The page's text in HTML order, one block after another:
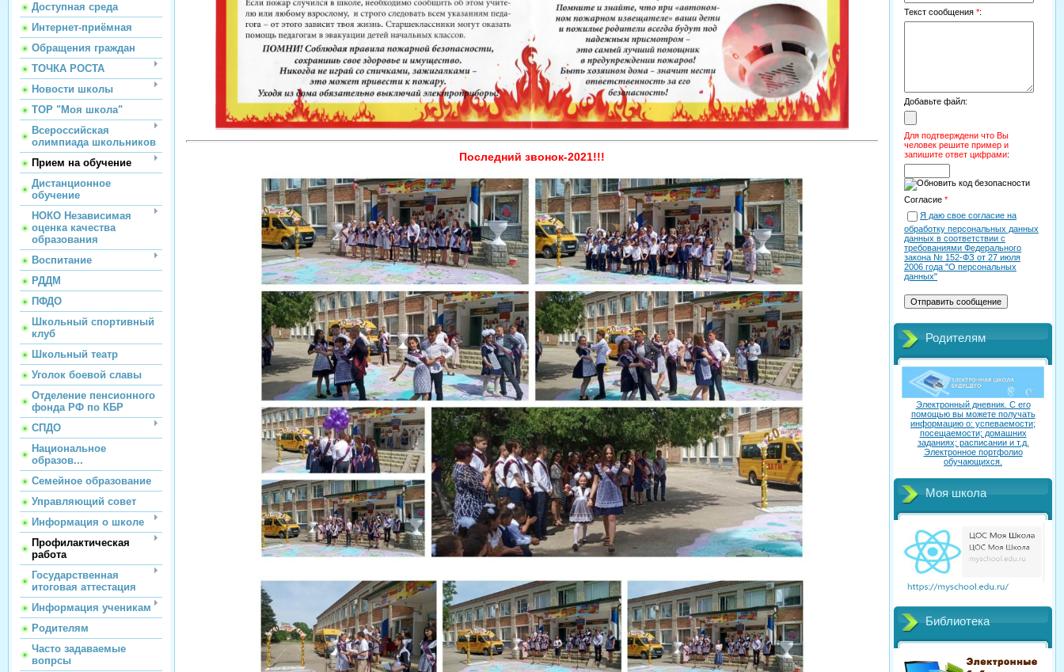
Доступная среда
Интернет-приёмная
Обращения граждан
ТОЧКА РОСТА
Новости школы
ТОР "Моя школа"
Всероссийская
олимпиада школьников
Прием на обучение
Дистанционное
обучение
НОКО Независимая
оценка качества
образования
Воспитание
РДДМ
ПФДО
Школьный спортивный
клуб
Школьный театр
Уголок боевой славы
Отделение пенсионного
фонда РФ по КБР
СПДО
Национальное
образов...
Семейное образование
Управляющий совет
Информация о школе
Профилактическая
работа
Государственная
итоговая аттестация
Информация ученикам
Родителям
Часто задаваемые
вопрсы
Последний звонок-2021!!!
Текст сообщения *:
Добавьте файл:
Для подтверждени что Вы
человек решите пример и
запишите ответ цифрами:
Согласие *
Я даю свое согласие на
обработку персональных данных
данных в соответствии с
требованиями Федерального
закона № 152-ФЗ от 27 июля
2006 года "О персональных
данных"
Родителям
Электронный дневник. C его
помощью вы можете получать
информацию о: успеваемости;
посещаемости; домашних
заданиях; расписании и т.д.
Электронное портфолио
обучающихся.
Моя школа
Библиотека